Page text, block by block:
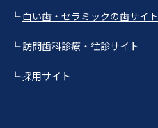
└白い歯・セラミックの歯サイト
└訪問歯科診療・往診サイト
└採用サイト